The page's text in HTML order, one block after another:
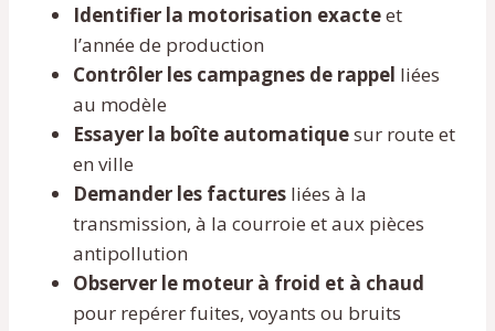
Identifier la motorisation exacteet
l’année de production
Contrôler les campagnes de rappel liées
au modèle
Essayer la boîte automatiquesur route et
en ville
Demander les factures liées à la
transmission, à la courroie et aux pièces
antipollution
Observer le moteur à froid et à chaud
pour repérer fuites, voyants ou bruits